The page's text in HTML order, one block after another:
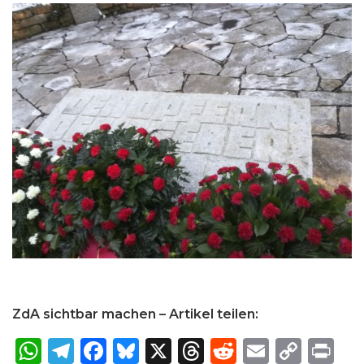
ZdA sichtbar machen – Artikel teilen:
W T
F
B X
T
R
E
C